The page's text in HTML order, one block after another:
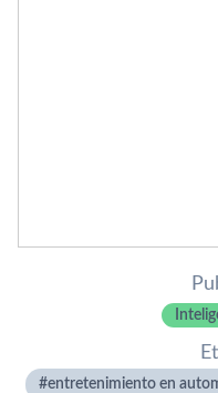
entretenimiento en